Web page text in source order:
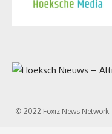
© 2022 Foxiz News